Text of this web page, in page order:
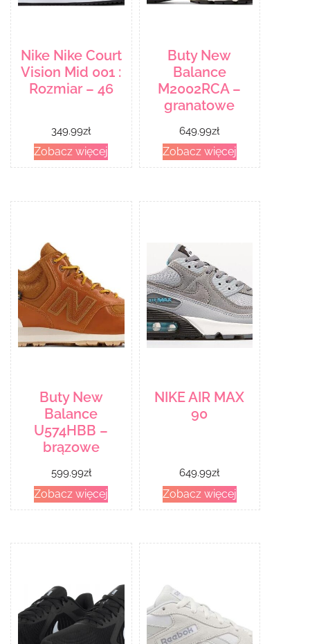
Nike Nike Court
Vision Mid 001 :
Rozmiar – 46
349.99zł
Zobacz więcej
Buty New
Balance
M2002RCA –
granatowe
649.99zł
Zobacz więcej
Buty New
Balance
U574HBB –
brązowe
599.99zł
Zobacz więcej
NIKE AIR MAX
90
649.99zł
Zobacz więcej